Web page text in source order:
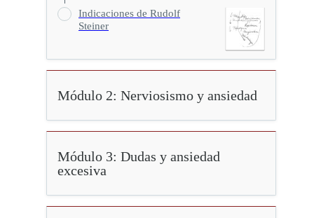
Indicaciones de Rudolf
Steiner
Módulo 2: Nerviosismo y ansiedad
Módulo 3: Dudas y ansiedad
excesiva